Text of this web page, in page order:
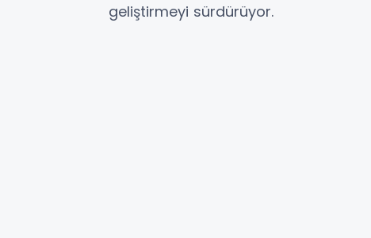
geliştirmeyi sürdürüyor.